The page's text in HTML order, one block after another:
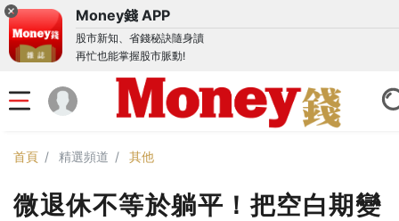
Money錢 APP
股市新知、省錢秘訣隨身讀
再忙也能掌握股市脈動!
首頁 精選頻道 其他
微退休不等於躺平！把空白期變